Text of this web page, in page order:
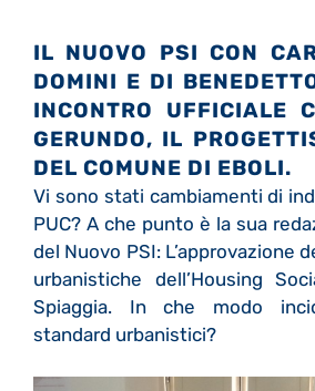
IL NUOVO PSI CON
DOMINI E DI
INCONTRO UFFICIALE
GERUNDO, IL
DEL COMUNE DI EBOLI.
Vi sono stati cambiamenti di
PUC? A che punto è la sua
del Nuovo PSI: L’approvazione
urbanistiche dell’Housing
Spiaggia. In che modo
standard urbanistici?